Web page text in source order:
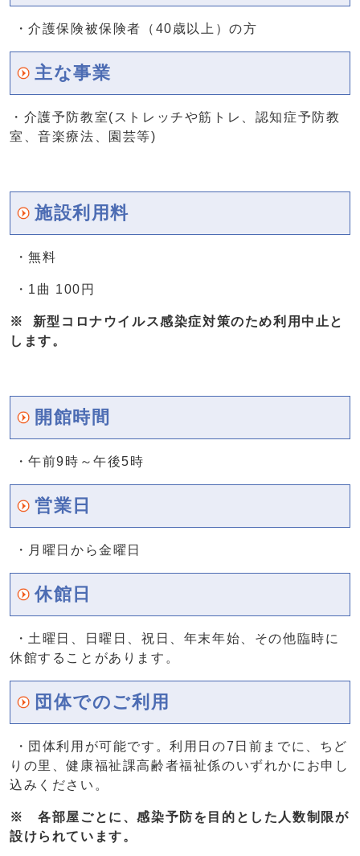
・介護保険被保険者（40歳以上）の方
主な事業
・介護予防教室(ストレッチや筋トレ、認知症予防教
室、音楽療法、園芸等)
施設利用料
・無料
・1曲 100円
※ 新型コロナウイルス感染症対策のため利用中止と
します。
開館時間
・午前9時～午後5時
営業日
・月曜日から金曜日
休館日
・土曜日、日曜日、祝日、年末年始、その他臨時に
休館することがあります。
団体でのご利用
・団体利用が可能です。利用日の7日前までに、ちど
りの里、健康福祉課高齢者福祉係のいずれかにお申し
込みください。
※ 各部屋ごとに、感染予防を目的とした人数制限が
設けられています。